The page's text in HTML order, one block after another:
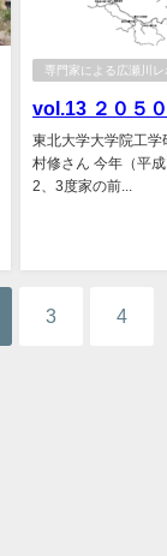
専門家による広瀬川レ
vol.13 ２０５０
東北大学大学院工学
村修さん 今年（平
2、3度家の前...
3
4